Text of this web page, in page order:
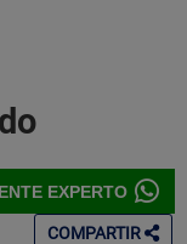
EXPERTO
COMPARTIR